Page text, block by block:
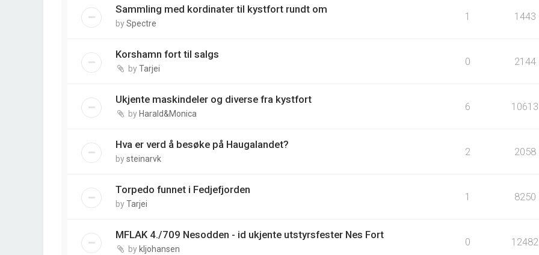
Sammling med kordinater til kystfort rundt om
bySpectre
1 1443
Korshamn fort til salgs
byTarjei
0 2144
Ukjente maskindeler og diverse fra kystfort
by Harald&Monica
6 10613
Hva er verd å besøke på Haugalandet?
bysteinarvk
2 2058
Torpedo funnet i Fedjefjorden
byTarjei
1 8250
MFLAK 4./709 Nesodden - id ukjente utstyrsfester Nes Fort
by kljohansen
0 12482